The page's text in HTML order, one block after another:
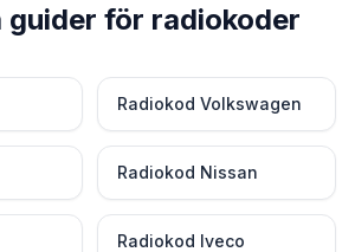
guider för radiokoder
Radiokod Volkswagen
Radiokod Nissan
Radiokod Iveco